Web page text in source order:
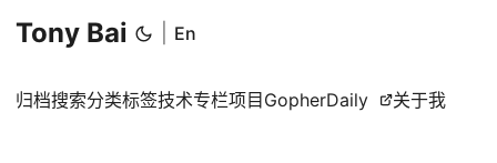
Tony Bai En
归档搜索分类标签技术专栏项目 GopherDaily 关于我